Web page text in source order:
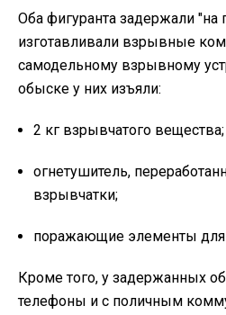
Оба фигуранта задержали "на
изготавливали взрывные
самодельному взрывному
обыске у них изъяли:
2 кг взрывчатого вещества;
огнетушитель,
взрывчатки;
поражающие элементы
Кроме того, у задержанных
телефоны и с поличным